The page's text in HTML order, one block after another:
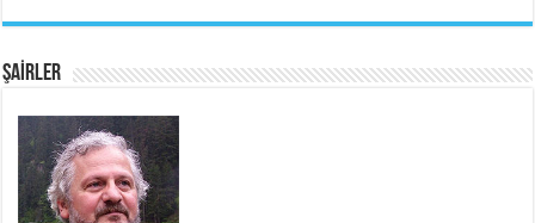
ŞAİRLER